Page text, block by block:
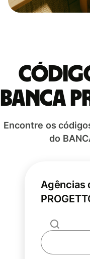
BANCA
Encontre os
do
Agências